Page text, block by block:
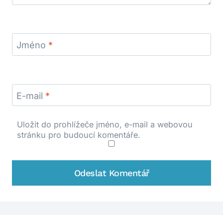
Jméno *
E-mail *
Uložit do prohlížeče jméno, e-mail a webovou
stránku pro budoucí komentáře.